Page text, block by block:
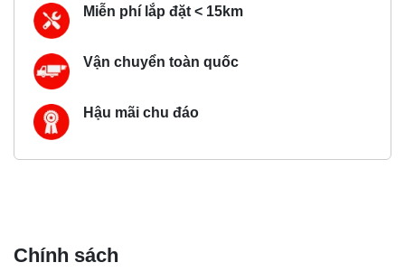
Miễn phí lắp đặt < 15km
Vận chuyển toàn quốc
Hậu mãi chu đáo
Chính sách